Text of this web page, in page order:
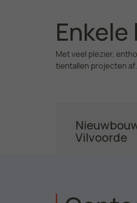
Met veel plezier,
tientallen projecten
Vilvoorde